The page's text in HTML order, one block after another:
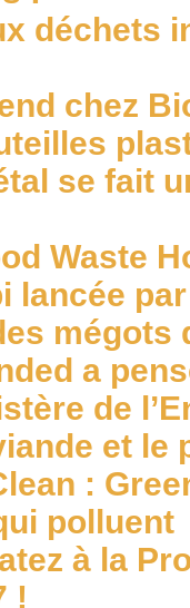
déchets
chez
se fait
Waste
lancée
mégots
a
de
et le
:
polluent
à la
!